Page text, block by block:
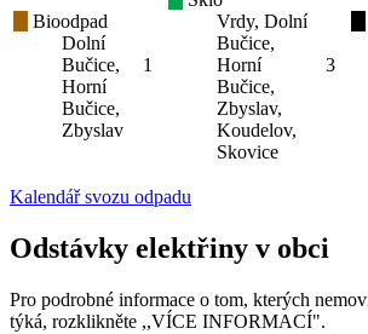
Bioodpad
Dolní
Bučice,
Horní
Bučice,
Zbyslav
1
Vrdy, Dolní
Bučice,
Horní
Bučice,
Zbyslav,
Koudelov,
Skovice
3
Kalendář svozu odpadu
Odstávky elektřiny v obci
Pro podrobné informace o tom, kterých
týká, rozklikněte ,,VÍCE INFORMACÍ".